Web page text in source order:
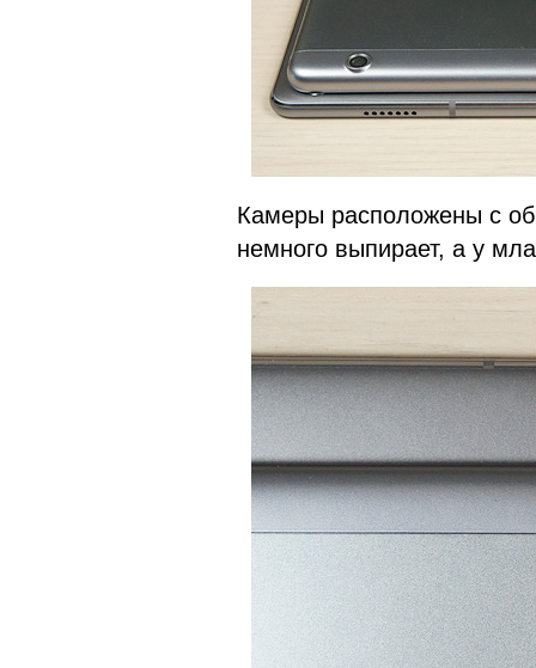
Камеры расположены с
немного выпирает, а у